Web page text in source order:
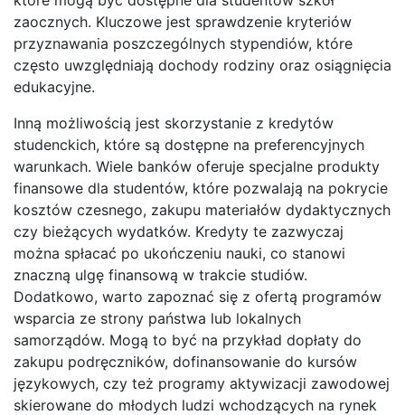
zaocznych. Kluczowe jest sprawdzenie kryteriów
przyznawania poszczególnych stypendiów, które
często uwzględniają dochody rodziny oraz osiągnięcia
edukacyjne.
Inną możliwością jest skorzystanie z kredytów
studenckich, które są dostępne na preferencyjnych
warunkach. Wiele banków oferuje specjalne produkty
finansowe dla studentów, które pozwalają na pokrycie
kosztów czesnego, zakupu materiałów dydaktycznych
czy bieżących wydatków. Kredyty te zazwyczaj
można spłacać po ukończeniu nauki, co stanowi
znaczną ulgę finansową w trakcie studiów.
Dodatkowo, warto zapoznać się z ofertą programów
wsparcia ze strony państwa lub lokalnych
samorządów. Mogą to być na przykład dopłaty do
zakupu podręczników, dofinansowanie do kursów
językowych, czy też programy aktywizacji zawodowej
skierowane do młodych ludzi wchodzących na rynek